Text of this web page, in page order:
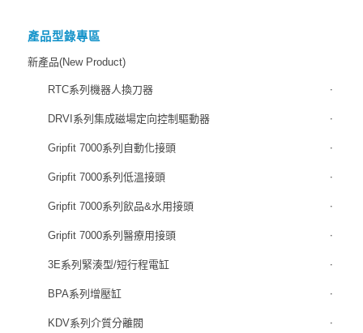
產品型錄專區
新產品(New Product)
RTC系列機器人換刀器
DRVI系列集成磁場定向控制驅動器
Gripfit 7000系列自動化接頭
Gripfit 7000系列低溫接頭
Gripfit 7000系列飲品&水用接頭
Gripfit 7000系列醫療用接頭
3E系列緊湊型/短行程電缸
BPA系列增壓缸
KDV系列介質分離閥